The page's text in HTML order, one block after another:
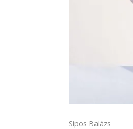
Sipos Balázs